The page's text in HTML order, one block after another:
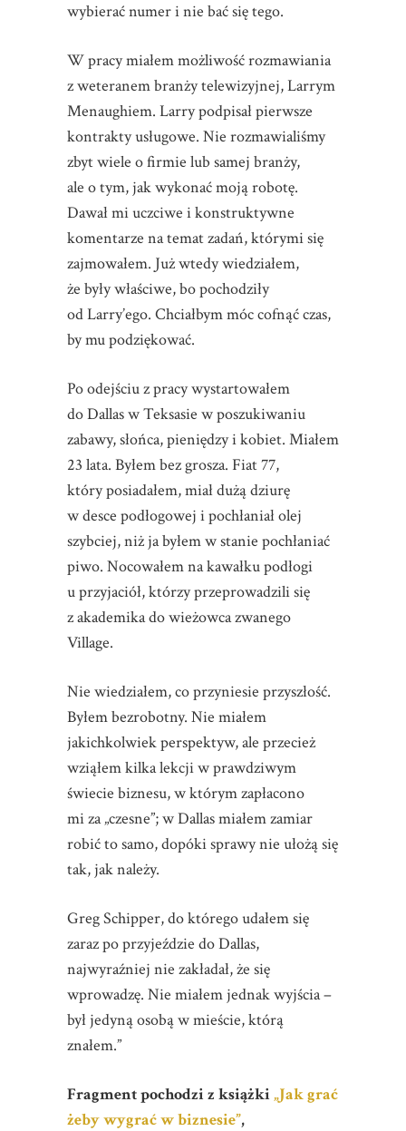
wybierać numer i nie bać się tego.
W pracy miałem możliwość rozmawiania
z weteranem branży telewizyjnej, Larrym
Menaughiem. Larry podpisał pierwsze
kontrakty usługowe. Nie rozmawialiśmy
zbyt wiele o firmie lub samej branży,
ale o tym, jak wykonać moją robotę.
Dawał mi uczciwe i konstruktywne
komentarze na temat zadań, którymi się
zajmowałem. Już wtedy wiedziałem,
że były właściwe, bo pochodziły
od Larry’ego. Chciałbym móc cofnąć czas,
by mu podziękować.
Po odejściu z pracy wystartowałem
do Dallas w Teksasie w poszukiwaniu
zabawy, słońca, pieniędzy i kobiet. Miałem
23 lata. Byłem bez grosza. Fiat 77,
który posiadałem, miał dużą dziurę
w desce podłogowej i pochłaniał olej
szybciej, niż ja byłem w stanie pochłaniać
piwo. Nocowałem na kawałku podłogi
u przyjaciół, którzy przeprowadzili się
z akademika do wieżowca zwanego
Village.
Nie wiedziałem, co przyniesie przyszłość.
Byłem bezrobotny. Nie miałem
jakichkolwiek perspektyw, ale przecież
wziąłem kilka lekcji w prawdziwym
świecie biznesu, w którym zapłacono
mi za „czesne”; w Dallas miałem zamiar
robić to samo, dopóki sprawy nie ułożą się
tak, jak należy.
Greg Schipper, do którego udałem się
zaraz po przyjeździe do Dallas,
najwyraźniej nie zakładał, że się
wprowadzę. Nie miałem jednak wyjścia –
był jedyną osobą w mieście, którą
znałem.”
Fragment pochodzi z książki „Jak grać
żeby wygrać w biznesie”,